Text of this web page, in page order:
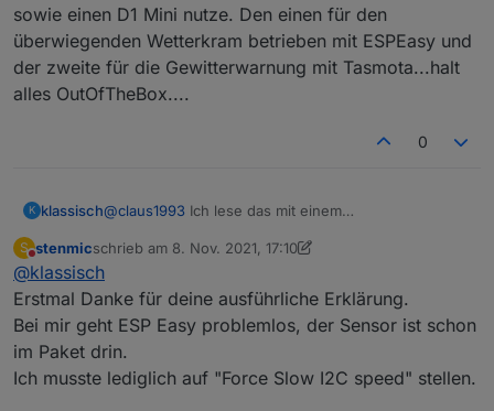
sowie einen D1 Mini nutze. Den einen für den
überwiegenden Wetterkram betrieben mit ESPEasy und
der zweite für die Gewitterwarnung mit Tasmota...halt
alles OutOfTheBox....
0
K klassisch@claus1993 Ich lese das mit einem
liefer die MLX Daten nach Homematic, ist recht
featurereich und dadurch leider unübersichtlich und
schwer zu warten. Das HMI ist nicht mehr zeitgemäß.
Meine Sensoren laufen prima damit, aber ich
entwickle das nicht mehr weiter. Die Fertigframworks
sind einfach bequemer u nd haben ein ordentlichens
HMI und ein ordentliches Webinterface.
ESPHome scheint das noch nicht offiziell integriert zu
haben. Es gibt einige Implementierungen durch
Zufügen von Libs, Beispiele,Beispiel 2,Beispiel 3
S
Nicht stören
stenmicschrieb am 8. Nov. 2021, 17:10
zuletzt editiert von stenmic 11. Aug. 2021, 18:14
@klassisch
Erstmal Danke für deine ausführliche Erklärung.
Bei mir geht ESP Easy problemlos, der Sensor ist schon
im Paket drin.
Ich musste lediglich auf "Force Slow I2C speed" stellen.